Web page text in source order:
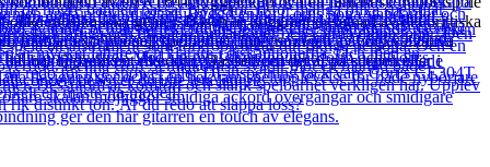
musikaliska genrer. Basen är noggrant designad av det brittiska
främjar exceptionell spelbarhet. Integreringen av högkvalitativa
lågfrekvent rikedom. Oavsett om det är på scenen eller i